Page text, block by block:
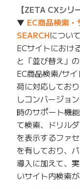
【ZETA CXシリ
▼ EC商品検索
SEARCHについて
ECサイトにおけ
と「並び替え」
EC商品検索/サ
荷に対応してお
しコンバージョ
時のサポート機
て検索、ドリル
を表示するファ
を有しており、
導入に加えて、
いサイト内検索